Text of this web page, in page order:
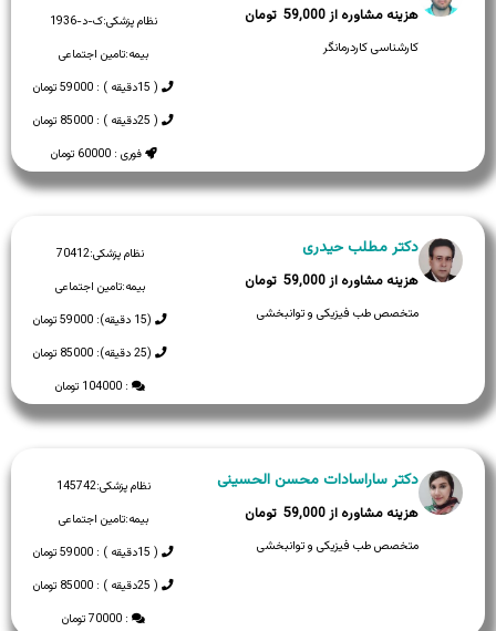
نظام پزشکی:ک-د-1936
بیمه:تامین اجتماعی
( 15دقیقه ) : 59000 تومان
( 25دقیقه ) : 85000 تومان
فوری : 60000 تومان
59,000
کارشناسی کاردرمانگر
نظام پزشکی:70412
بیمه:تامین اجتماعی
(15 دقیقه): 59000 تومان
(25 دقیقه): 85000 تومان
: 104000 تومان
دکتر مطلب حیدری
59,000
متخصص طب فیزیکی و توانبخشی
نظام پزشکی:145742
بیمه:تامین اجتماعی
( 15دقیقه ) : 59000 تومان
( 25دقیقه ) : 85000 تومان
: 70000 تومان
دکتر ساراسادات محسن الحسینی
59,000
متخصص طب فیزیکی و توانبخشی